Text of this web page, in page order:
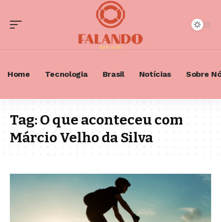
Home Tecnologia Brasil Notícias Sobre
Tag:O que aconteceu com
Márcio Velho da Silva